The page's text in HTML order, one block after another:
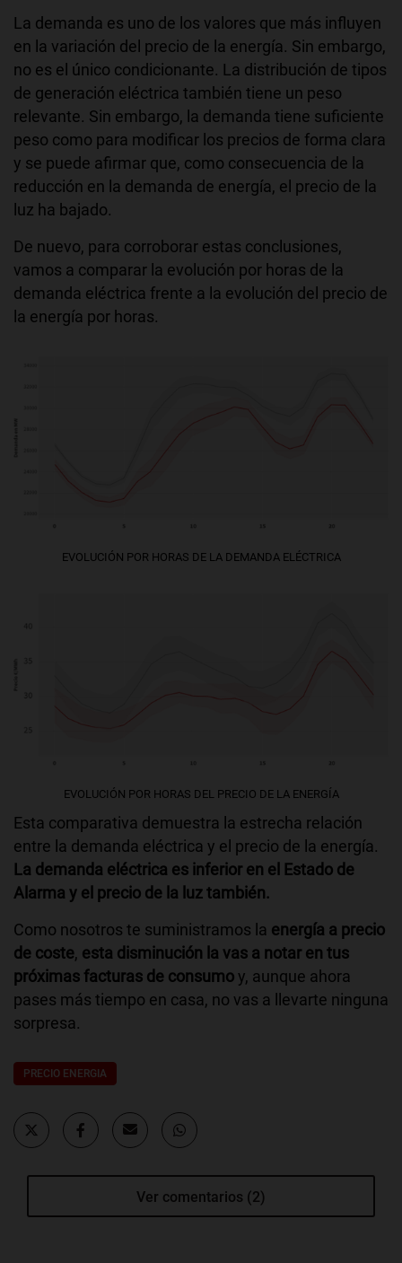
La demanda es uno de los valores que más influyen
en la variación del precio de la energía. Sin embargo,
no es el único condicionante. La distribución de tipos
de generación eléctrica también tiene un peso
relevante. Sin embargo, la demanda tiene suficiente
peso como para modificar los precios de forma clara
y se puede afirmar que, como consecuencia de la
reducción en la demanda de energía, el precio de la
luz ha bajado.
De nuevo, para corroborar estas conclusiones,
vamos a comparar la evolución por horas de la
demanda eléctrica frente a la evolución del precio de
la energía por horas.
EVOLUCIÓN POR HORAS DE LA DEMANDA ELÉCTRICA
EVOLUCIÓN POR HORAS DEL PRECIO DE LA ENERGÍA
Esta comparativa demuestra la estrecha relación
entre la demanda eléctrica y el precio de la energía.
La demanda eléctrica es inferior en el Estado de
Alarma y el precio de la luz también.
Como nosotros te suministramos la energía a precio
de coste, esta disminución la vas a notar en tus
próximas facturas de consumoy, aunque ahora
pases más tiempo en casa, no vas a llevarte ninguna
sorpresa.
PRECIO ENERGIA
Ver comentarios (2)